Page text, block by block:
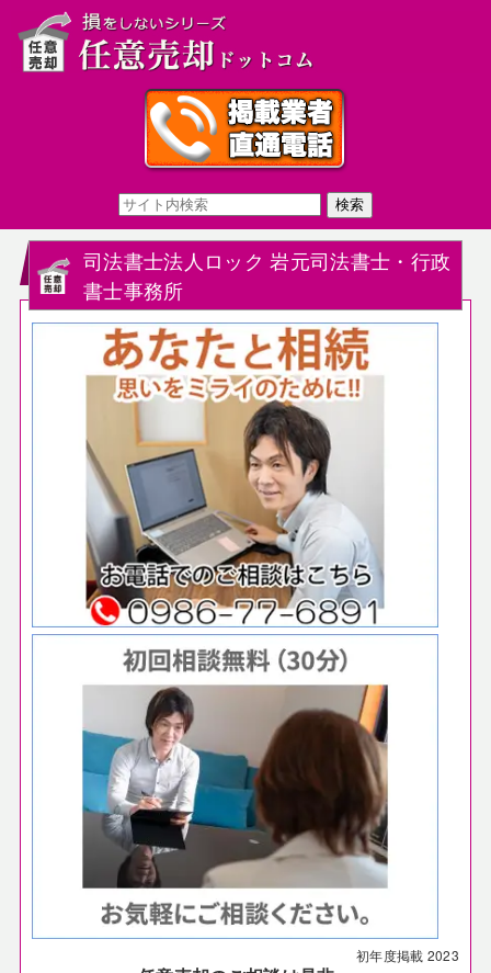
司法書士法人ロック 岩元司法書士・行政
書士事務所
初年度掲載 2023